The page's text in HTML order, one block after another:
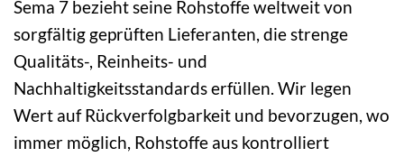
Sema 7 bezieht seine Rohstoffe weltweit von
sorgfältig geprüften Lieferanten, die strenge
Qualitäts-, Reinheits- und
Nachhaltigkeitsstandards erfüllen. Wir legen
Wert auf Rückverfolgbarkeit und bevorzugen, wo
immer möglich, Rohstoffe aus kontrolliert